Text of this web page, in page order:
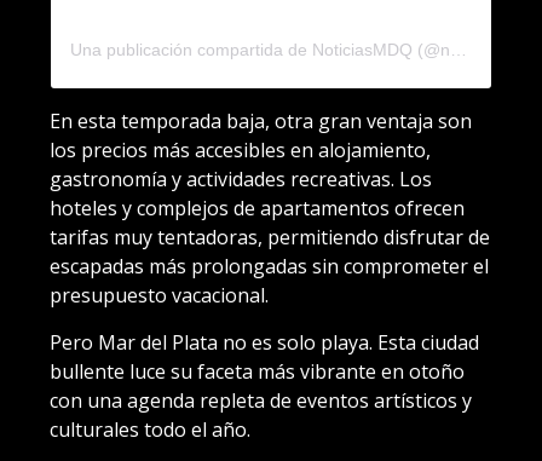
En esta temporada baja, otra gran ventaja son
los precios más accesibles en alojamiento,
gastronomía y actividades recreativas. Los
hoteles y complejos de apartamentos ofrecen
tarifas muy tentadoras, permitiendo disfrutar de
escapadas más prolongadas sin comprometer el
presupuesto vacacional.
Pero Mar del Plata no es solo playa. Esta ciudad
bullente luce su faceta más vibrante en otoño
con una agenda repleta de eventos artísticos y
culturales todo el año.